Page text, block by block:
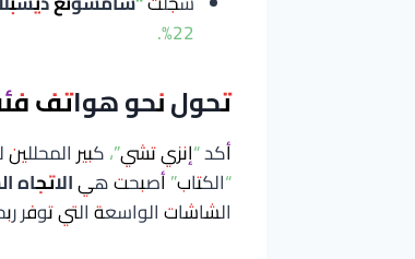
22%.
تحول نحو هواتف
أكد “إنزي تشي”، كبير
“الكتاب” أصبحت هيالاتجاه
الشاشات الواسعة التي توفر